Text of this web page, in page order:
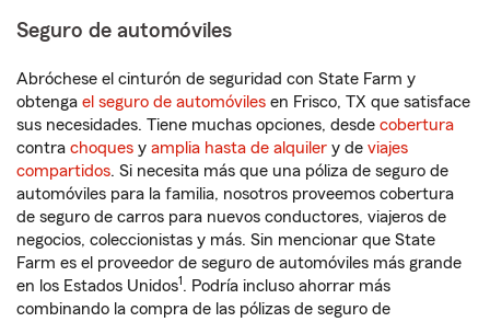
Seguro de automóviles
Abróchese el cinturón de seguridad con State Farm y
obtenga el seguro de automóviles en Frisco, TX que satisface
sus necesidades. Tiene muchas opciones, desde cobertura
contra choques y amplia hasta de alquiler y de viajes
compartidos. Si necesita más que una póliza de seguro de
automóviles para la familia, nosotros proveemos cobertura
de seguro de carros para nuevos conductores, viajeros de
negocios, coleccionistas y más. Sin mencionar que State
Farm es el proveedor de seguro de automóviles más grande
en los Estados Unidos1. Podría incluso ahorrar más
combinando la compra de las pólizas de seguro de